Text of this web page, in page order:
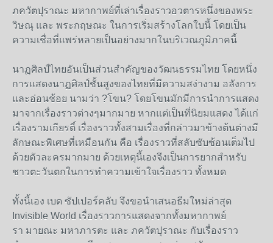
ภควัตปุราณะ มหากาพย์ที่เล่าเรื่องราวอวตารหนึ่งของพระ
วิษณุ และ พระกฤษณะ ในการเริ่มสร้างโลกใบนี้ โดยเป็น
ความเชื่อที่แพร่หลายเป็นอย่างมากในบริเวณภูมิภาคนี้
นาฏศิลป์ไทยอันเป็นส่วนสำคัญของวัฒนธรรมไทย โดยหนึ่ง
การแสดงนาฏศิลป์ชั้นสูงของไทยที่มีความสง่างาม อลังการ
และอ่อนช้อย นามว่า ?โขน? โดยโขนมักมีการนำการแสดง
มาจากเรื่องราวต่างๆมากมาย หากแต่เป็นที่นิยมแสดง ได้แก่
เรื่องรามเกียรติ์ เรื่องราวทั้งสามเรื่องที่กล่าวมาข้างต้นต่างมี
ลักษณะพิเศษที่เหมือนกัน คือ เรื่องราวที่สลับซับซ้อนเต็มไป
ด้วยตัวละครมากมาย ด้วยเหตุนี้เองจึงเป็นการยากสำหรับ
ชาวตะวันตกในการทำความเข้าใจเรื่องราว ทั้งหมด
ทั้งนี้เอง เบด ซัปเปอร์คลับ จึงขอนำเสนอธีมใหม่ล่าสุด
Invisible World เรื่องราวการแสดงจากทั้งมหากาพย์
รา มายณะ มหาภารตะ และ ภควัตปุราณะ กับเรื่องราว